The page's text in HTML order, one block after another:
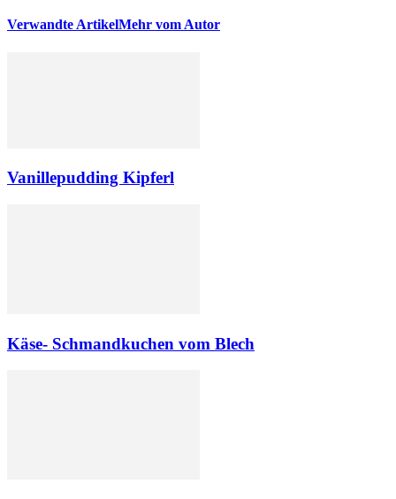
Verwandte ArtikelMehr vom Autor
Vanillepudding Kipferl
Käse- Schmandkuchen vom Blech